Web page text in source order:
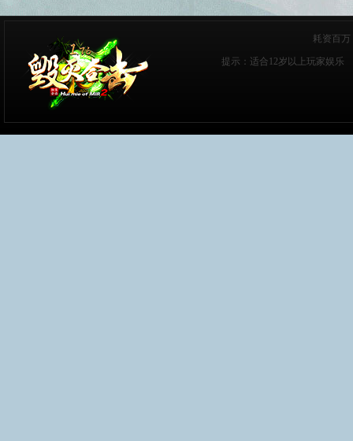
耗资百万
提示：适合12岁以上玩家娱乐